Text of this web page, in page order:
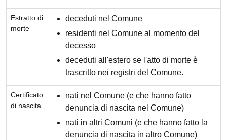
Estratto di
morte
deceduti nel Comune
residenti nel Comune al momento del
decesso
deceduti all'estero se l'atto di morte è
trascritto nei registri del Comune.
Certificato
di nascita
nati nel Comune (e che hanno fatto
denuncia di nascita nel Comune)
nati in altri Comuni (e che hanno fatto la
denuncia di nascita in altro Comune)